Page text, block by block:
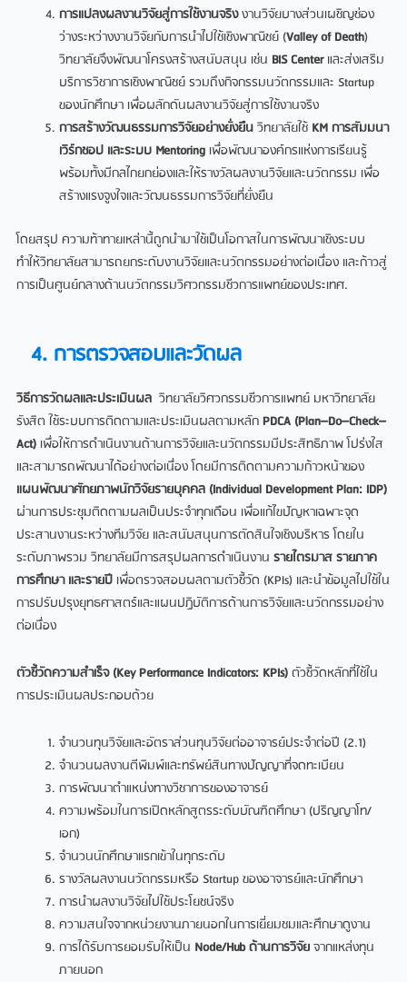
การแปลงผลงานวิจัยสู่การใช้งานจริงงานวิจัยบางส่วนเผชิญช่อง
ว่างระหว่างงานวิจัยกับการนำไปใช้เชิงพาณิชย์ (Valley of Death)
วิทยาลัยจึงพัฒนาโครงสร้างสนับสนุน เช่น BIS Centerและส่งเสริม
บริการวิชาการเชิงพาณิชย์ รวมถึงกิจกรรมนวัตกรรมและ Startup
ของนักศึกษา เพื่อผลักดันผลงานวิจัยสู่การใช้งานจริง
การสร้างวัฒนธรรมการวิจัยอย่างยั่งยืนวิทยาลัยใช้ KM การสัมมนา
เวิร์กชอป และระบบ Mentoringเพื่อพัฒนาองค์กรแห่งการเรียนรู้
พร้อมทั้งมีกลไกยกย่องและให้รางวัลผลงานวิจัยและนวัตกรรม เพื่อ
สร้างแรงจูงใจและวัฒนธรรมการวิจัยที่ยั่งยืน
โดยสรุป ความท้าทายเหล่านี้ถูกนำมาใช้เป็นโอกาสในการพัฒนาเชิงระบบ
ทำให้วิทยาลัยสามารถยกระดับงานวิจัยและนวัตกรรมอย่างต่อเนื่อง และก้าวสู่
การเป็นศูนย์กลางด้านนวัตกรรมวิศวกรรมชีวการแพทย์ของประเทศ.
4. การตรวจสอบและวัดผล
วิธีการวัดผลและประเมินผลวิทยาลัยวิศวกรรมชีวการแพทย์ มหาวิทยาลัย
รังสิต ใช้ระบบการติดตามและประเมินผลตามหลักPDCA (Plan–Do–Check–
Act) เพื่อให้การดำเนินงานด้านการวิจัยและนวัตกรรมมีประสิทธิภาพ โปร่งใส
และสามารถพัฒนาได้อย่างต่อเนื่อง โดยมีการติดตามความก้าวหน้าของ
แผนพัฒนาศักยภาพนักวิจัยรายบุคคล (Individual Development Plan: IDP)
ผ่านการประชุมติดตามผลเป็นประจำทุกเดือน เพื่อแก้ไขปัญหาเฉพาะจุด
ประสานงานระหว่างทีมวิจัย และสนับสนุนการตัดสินใจเชิงบริหาร โดยใน
ระดับภาพรวม วิทยาลัยมีการสรุปผลการดำเนินงานรายไตรมาส รายภาค
การศึกษา และรายปี เพื่อตรวจสอบผลตามตัวชี้วัด (KPIs) และนำข้อมูลไปใช้ใน
การปรับปรุงยุทธศาสตร์และแผนปฏิบัติการด้านการวิจัยและนวัตกรรมอย่าง
ต่อเนื่อง
ตัวชี้วัดความสำเร็จ (Key Performance Indicators: KPIs)ตัวชี้วัดหลักที่ใช้ใน
การประเมินผลประกอบด้วย
จำนวนทุนวิจัยและอัตราส่วนทุนวิจัยต่ออาจารย์ประจำต่อปี (2.1)
จำนวนผลงานตีพิมพ์และทรัพย์สินทางปัญญาที่จดทะเบียน
การพัฒนาตำแหน่งทางวิชาการของอาจารย์
ความพร้อมในการเปิดหลักสูตรระดับบัณฑิตศึกษา (ปริญญาโท/
เอก)
จำนวนนักศึกษาแรกเข้าในทุกระดับ
รางวัลผลงานนวัตกรรมหรือ Startup ของอาจารย์และนักศึกษา
การนำผลงานวิจัยไปใช้ประโยชน์จริง
ความสนใจจากหน่วยงานภายนอกในการเยี่ยมชมและศึกษาดูงาน
การได้รับการยอมรับให้เป็น Node/Hub ด้านการวิจัยจากแหล่งทุน
ภายนอก